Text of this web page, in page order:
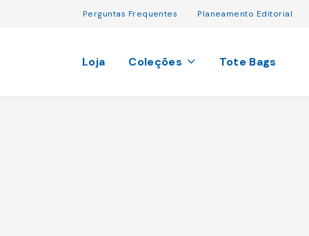
Perguntas Frequentes Planeamento Editorial
Loja Coleções Tote Bags